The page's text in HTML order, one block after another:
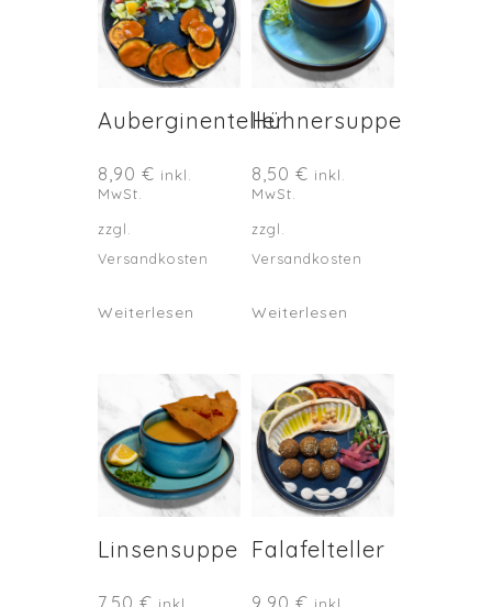
Auberginenteller
8,90 € inkl.
MwSt.
zzgl.
Versandkosten
Weiterlesen
Hühnersuppe
8,50€ inkl.
MwSt.
zzgl.
Versandkosten
Weiterlesen
Linsensuppe
7,50 € inkl.
Falafelteller
9,90€ inkl.